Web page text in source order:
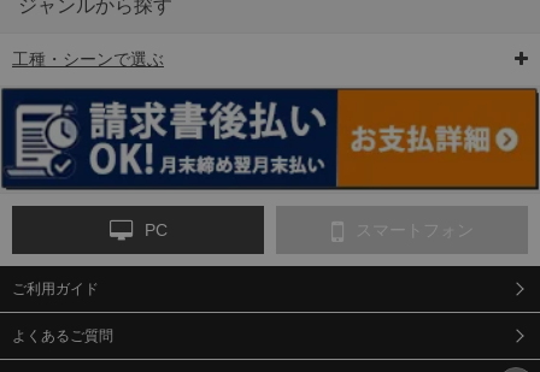
6-矢印板/LED矢印板
ンス
9-点字マット・タイ
ジャンルから探す
工種・シーンで選ぶ
PC スマートフォン
ご利用ガイド
よくあるご質問